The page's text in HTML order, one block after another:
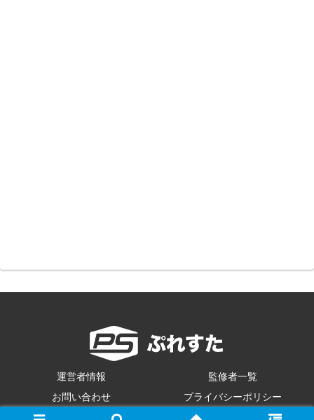
運営者情報
監修者一覧
お問い合わせ
プライバシーポリシー